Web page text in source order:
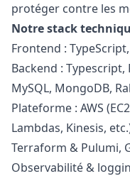
protéger contre les
Notre stack
Frontend :
Backend : Typescript,
MySQL, MongoDB,
Plateforme : AWS
Lambdas, Kinesis,
Terraform & Pulumi,
Observabilité &